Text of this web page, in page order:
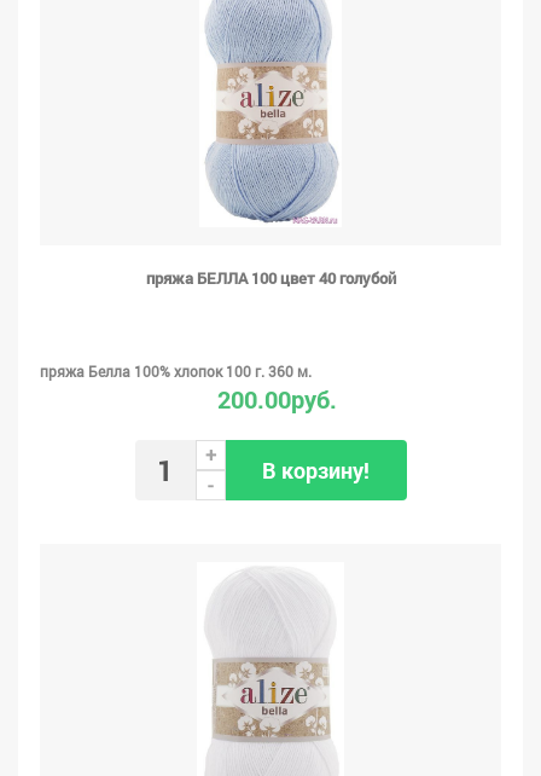
пряжа БЕЛЛА 100 цвет 40 голубой
пряжа Белла 100% хлопок 100 г. 360 м.
200.00руб.
+
-
В корзину!